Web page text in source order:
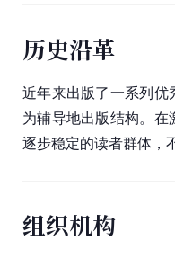
历史沿革
近年来出版了一系列优
为辅导地出版结构。
逐步稳定的读者群体，
组织机构